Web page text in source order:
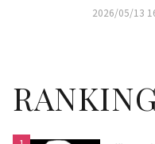
2026/05/13